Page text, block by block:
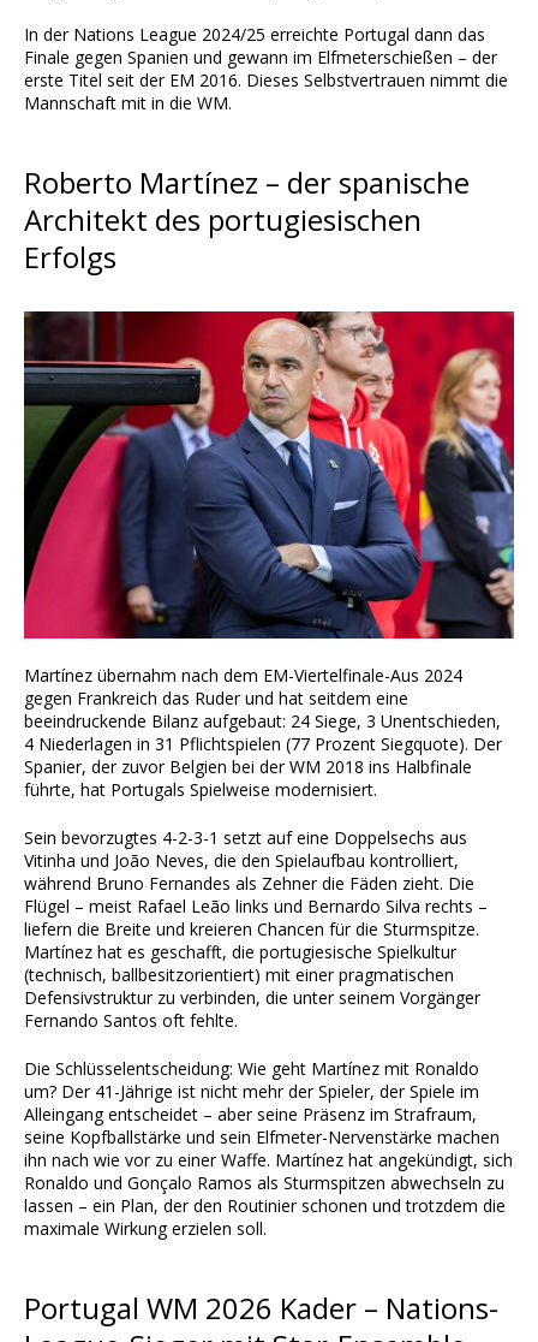
In der Nations League 2024/25 erreichte Portugal dann das
Finale gegen Spanien und gewann im Elfmeterschießen – der
erste Titel seit der EM 2016. Dieses Selbstvertrauen nimmt die
Mannschaft mit in die WM.
Roberto Martínez – der spanische
Architekt des portugiesischen
Erfolgs
Martínez übernahm nach dem EM-Viertelfinale-Aus 2024
gegen Frankreich das Ruder und hat seitdem eine
beeindruckende Bilanz aufgebaut: 24 Siege, 3 Unentschieden,
4 Niederlagen in 31 Pflichtspielen (77 Prozent Siegquote). Der
Spanier, der zuvor Belgien bei der WM 2018 ins Halbfinale
führte, hat Portugals Spielweise modernisiert.
Sein bevorzugtes 4-2-3-1 setzt auf eine Doppelsechs aus
Vitinha und João Neves, die den Spielaufbau kontrolliert,
während Bruno Fernandes als Zehner die Fäden zieht. Die
Flügel – meist Rafael Leão links und Bernardo Silva rechts –
liefern die Breite und kreieren Chancen für die Sturmspitze.
Martínez hat es geschafft, die portugiesische Spielkultur
(technisch, ballbesitzorientiert) mit einer pragmatischen
Defensivstruktur zu verbinden, die unter seinem Vorgänger
Fernando Santos oft fehlte.
Die Schlüsselentscheidung: Wie geht Martínez mit Ronaldo
um? Der 41-Jährige ist nicht mehr der Spieler, der Spiele im
Alleingang entscheidet – aber seine Präsenz im Strafraum,
seine Kopfballstärke und sein Elfmeter-Nervenstärke machen
ihn nach wie vor zu einer Waffe. Martínez hat angekündigt, sich
Ronaldo und Gonçalo Ramos als Sturmspitzen abwechseln zu
lassen – ein Plan, der den Routinier schonen und trotzdem die
maximale Wirkung erzielen soll.
Portugal WM 2026 Kader – Nations-